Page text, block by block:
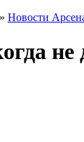
» Новости
не